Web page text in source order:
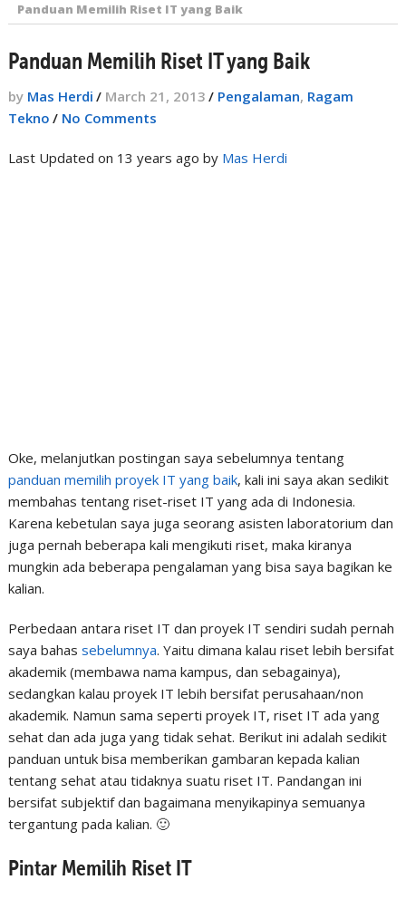
Panduan Memilih Riset IT yang Baik
Panduan Memilih Riset IT yang Baik
by Mas Herdi / March 21, 2013 / Pengalaman, Ragam
Tekno / No Comments
Last Updated on 13 years ago by Mas Herdi
Oke, melanjutkan postingan saya sebelumnya tentang
panduan memilih proyek IT yang baik, kali ini saya akan sedikit
membahas tentang riset-riset IT yang ada di Indonesia.
Karena kebetulan saya juga seorang asisten laboratorium dan
juga pernah beberapa kali mengikuti riset, maka kiranya
mungkin ada beberapa pengalaman yang bisa saya bagikan ke
kalian.
Perbedaan antara riset IT dan proyek IT sendiri sudah pernah
saya bahas sebelumnya. Yaitu dimana kalau riset lebih bersifat
akademik (membawa nama kampus, dan sebagainya),
sedangkan kalau proyek IT lebih bersifat perusahaan/non
akademik. Namun sama seperti proyek IT, riset IT ada yang
sehat dan ada juga yang tidak sehat. Berikut ini adalah sedikit
panduan untuk bisa memberikan gambaran kepada kalian
tentang sehat atau tidaknya suatu riset IT. Pandangan ini
bersifat subjektif dan bagaimana menyikapinya semuanya
tergantung pada kalian. 🙂
Pintar Memilih Riset IT